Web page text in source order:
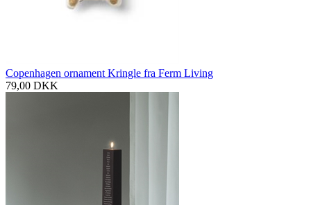
Copenhagen ornament Kringle fra Ferm Living
79,00 DKK